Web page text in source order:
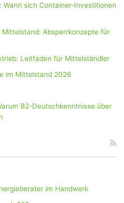
sich Container-Investitionen
Absperrkonzepte für
Leitfaden für Mittelständler
im Mittelstand 2026
B2-Deutschkenntnisse über
im Handwerk